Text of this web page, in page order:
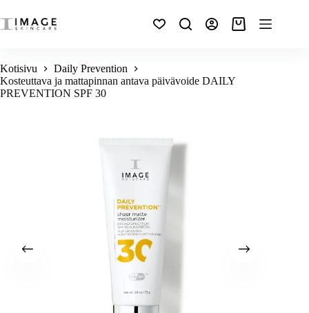
Kotisivu
Daily Prevention
Kosteuttava ja mattapinnan antava päivävoide DAILY
PREVENTION SPF 30